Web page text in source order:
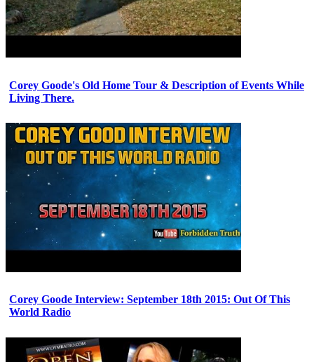
Corey Goode's Old Home Tour & Description of Events While
Living There.
Corey Goode Interview: September 18th 2015: Out Of This
World Radio